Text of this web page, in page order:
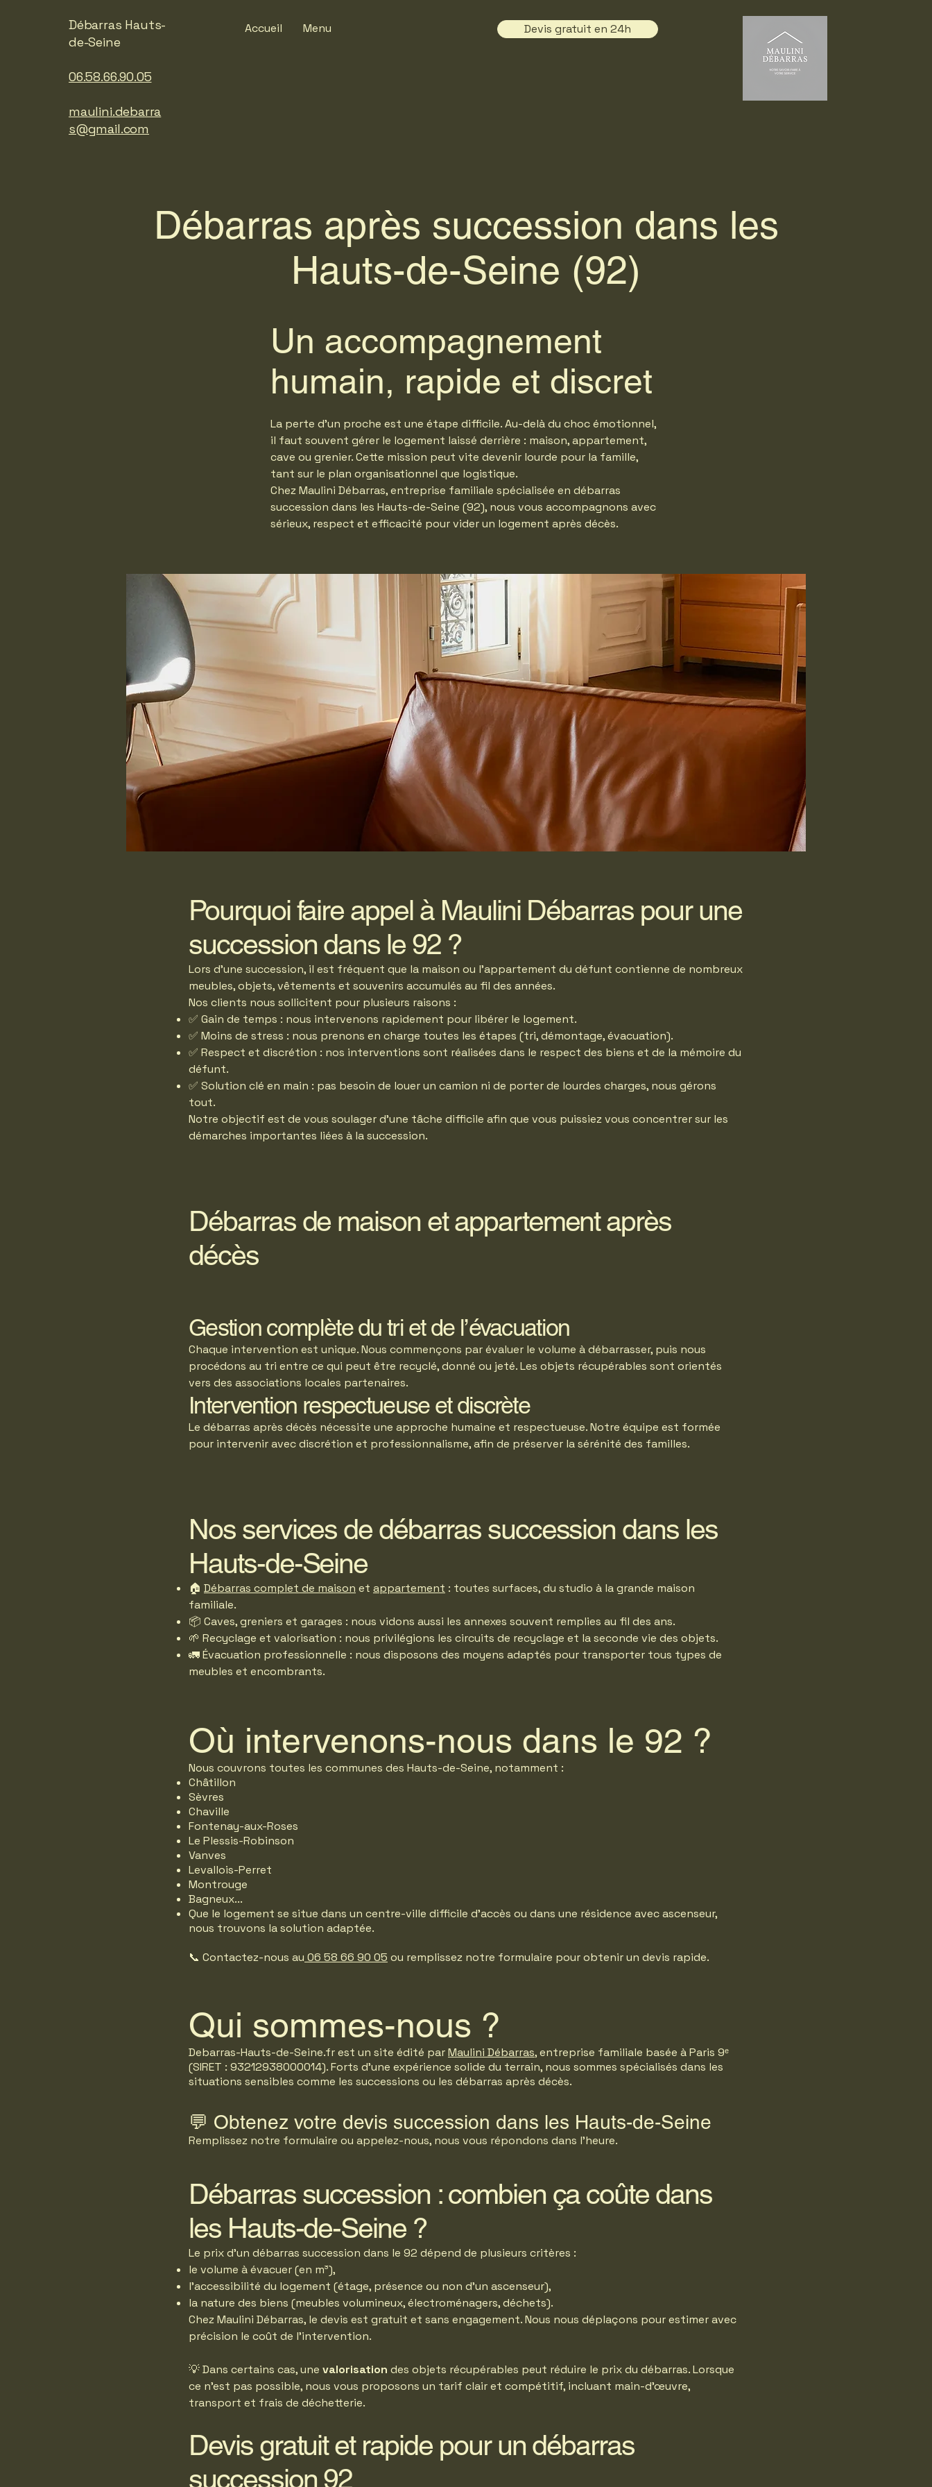
Débarras Hauts-
de-Seine
06.58.66.90.05
maulini.debarra
s@gmail.com
Accueil Menu Devis gratuit en 24h
Débarras après succession dans les
Hauts-de-Seine (92)
Un accompagnement
humain, rapide et discret
La perte d’un proche est une étape difficile. Au-delà du choc émotionnel,
il faut souvent gérer le logement laissé derrière : maison, appartement,
cave ou grenier. Cette mission peut vite devenir lourde pour la famille,
tant sur le plan organisationnel que logistique.
Chez Maulini Débarras, entreprise familiale spécialisée en débarras
succession dans les Hauts-de-Seine (92), nous vous accompagnons avec
sérieux, respect et efficacité pour vider un logement après décès.
Pourquoi faire appel à Maulini Débarras pour une
succession dans le 92 ?
Lors d’une succession, il est fréquent que la maison ou l’appartement du défunt contienne de nombreux
meubles, objets, vêtements et souvenirs accumulés au fil des années.
Nos clients nous sollicitent pour plusieurs raisons :
✅ Gain de temps : nous intervenons rapidement pour libérer le logement.
✅ Moins de stress : nous prenons en charge toutes les étapes (tri, démontage, évacuation).
✅ Respect et discrétion : nos interventions sont réalisées dans le respect des biens et de la mémoire du
défunt.
✅ Solution clé en main : pas besoin de louer un camion ni de porter de lourdes charges, nous gérons
tout.
Notre objectif est de vous soulager d’une tâche difficile afin que vous puissiez vous concentrer sur les
démarches importantes liées à la succession.
Débarras de maison et appartement après
décès
Gestion complète du tri et de l’évacuation
Chaque intervention est unique. Nous commençons par évaluer le volume à débarrasser, puis nous
procédons au tri entre ce qui peut être recyclé, donné ou jeté. Les objets récupérables sont orientés
vers des associations locales partenaires.
Intervention respectueuse et discrète
Le débarras après décès nécessite une approche humaine et respectueuse. Notre équipe est formée
pour intervenir avec discrétion et professionnalisme, afin de préserver la sérénité des familles.
Nos services de débarras succession dans les
Hauts-de-Seine
🏠 Débarras complet de maison et appartement : toutes surfaces, du studio à la grande maison
familiale.
📦 Caves, greniers et garages : nous vidons aussi les annexes souvent remplies au fil des ans.
🌱 Recyclage et valorisation : nous privilégions les circuits de recyclage et la seconde vie des objets.
🚛 Évacuation professionnelle : nous disposons des moyens adaptés pour transporter tous types de
meubles et encombrants.
Où intervenons-nous dans le 92 ?
Nous couvrons toutes les communes des Hauts-de-Seine, notamment :
Châtillon
Sèvres
Chaville
Fontenay-aux-Roses
Le Plessis-Robinson
Vanves
Levallois-Perret
Montrouge
Bagneux...
Que le logement se situe dans un centre-ville difficile d’accès ou dans une résidence avec ascenseur,
nous trouvons la solution adaptée.
📞 Contactez-nous au 06 58 66 90 05 ou remplissez notre formulaire pour obtenir un devis rapide.
Qui sommes-nous ?
Debarras-Hauts-de-Seine.fr est un site édité parMaulini Débarras, entreprise familiale basée à Paris 9ᵉ
(SIRET : 93212938000014). Forts d'une expérience solide du terrain, nous sommes spécialisés dans les
situations sensibles comme les successions ou les débarras après décès.
💬 Obtenez votre devis succession dans les Hauts-de-Seine
Remplissez notre formulaire ou appelez-nous, nous vous répondons dans l’heure.
Débarras succession : combien ça coûte dans
les Hauts-de-Seine ?
Le prix d’un débarras succession dans le 92 dépend de plusieurs critères :
le volume à évacuer (en m³),
l’accessibilité du logement (étage, présence ou non d’un ascenseur),
la nature des biens (meubles volumineux, électroménagers, déchets).
Chez Maulini Débarras, le devis est gratuit et sans engagement. Nous nous déplaçons pour estimer avec
précision le coût de l’intervention.
💡 Dans certains cas, une valorisation des objets récupérables peut réduire le prix du débarras. Lorsque
ce n’est pas possible, nous vous proposons un tarif clair et compétitif, incluant main-d’œuvre,
transport et frais de déchetterie.
Devis gratuit et rapide pour un débarras
succession 92